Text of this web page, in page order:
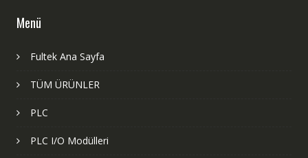
Menü
Fultek Ana Sayfa
TÜM ÜRÜNLER
PLC
PLC I/O Modülleri